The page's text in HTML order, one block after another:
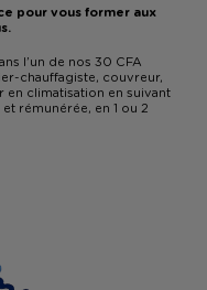
pour vous former aux
l’un de nos 30 CFA
chauffagiste, couvreur,
climatisation en suivant
rémunérée, en 1 ou 2